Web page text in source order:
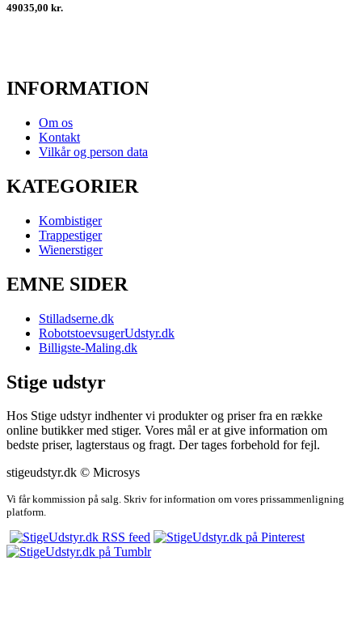
49035,00 kr.
INFORMATION
Om os
Kontakt
Vilkår og person data
KATEGORIER
Kombistiger
Trappestiger
Wienerstiger
EMNE SIDER
Stilladserne.dk
RobotstoevsugerUdstyr.dk
Billigste-Maling.dk
Stige udstyr
Hos Stige udstyr indhenter vi produkter og priser fra en række
online butikker med stiger. Vores mål er at give information om
bedste priser, lagterstaus og fragt. Der tages forbehold for fejl.
stigeudstyr.dk © Microsys
Vi får kommission på salg. Skriv for information om vores prissammenligning
platform.